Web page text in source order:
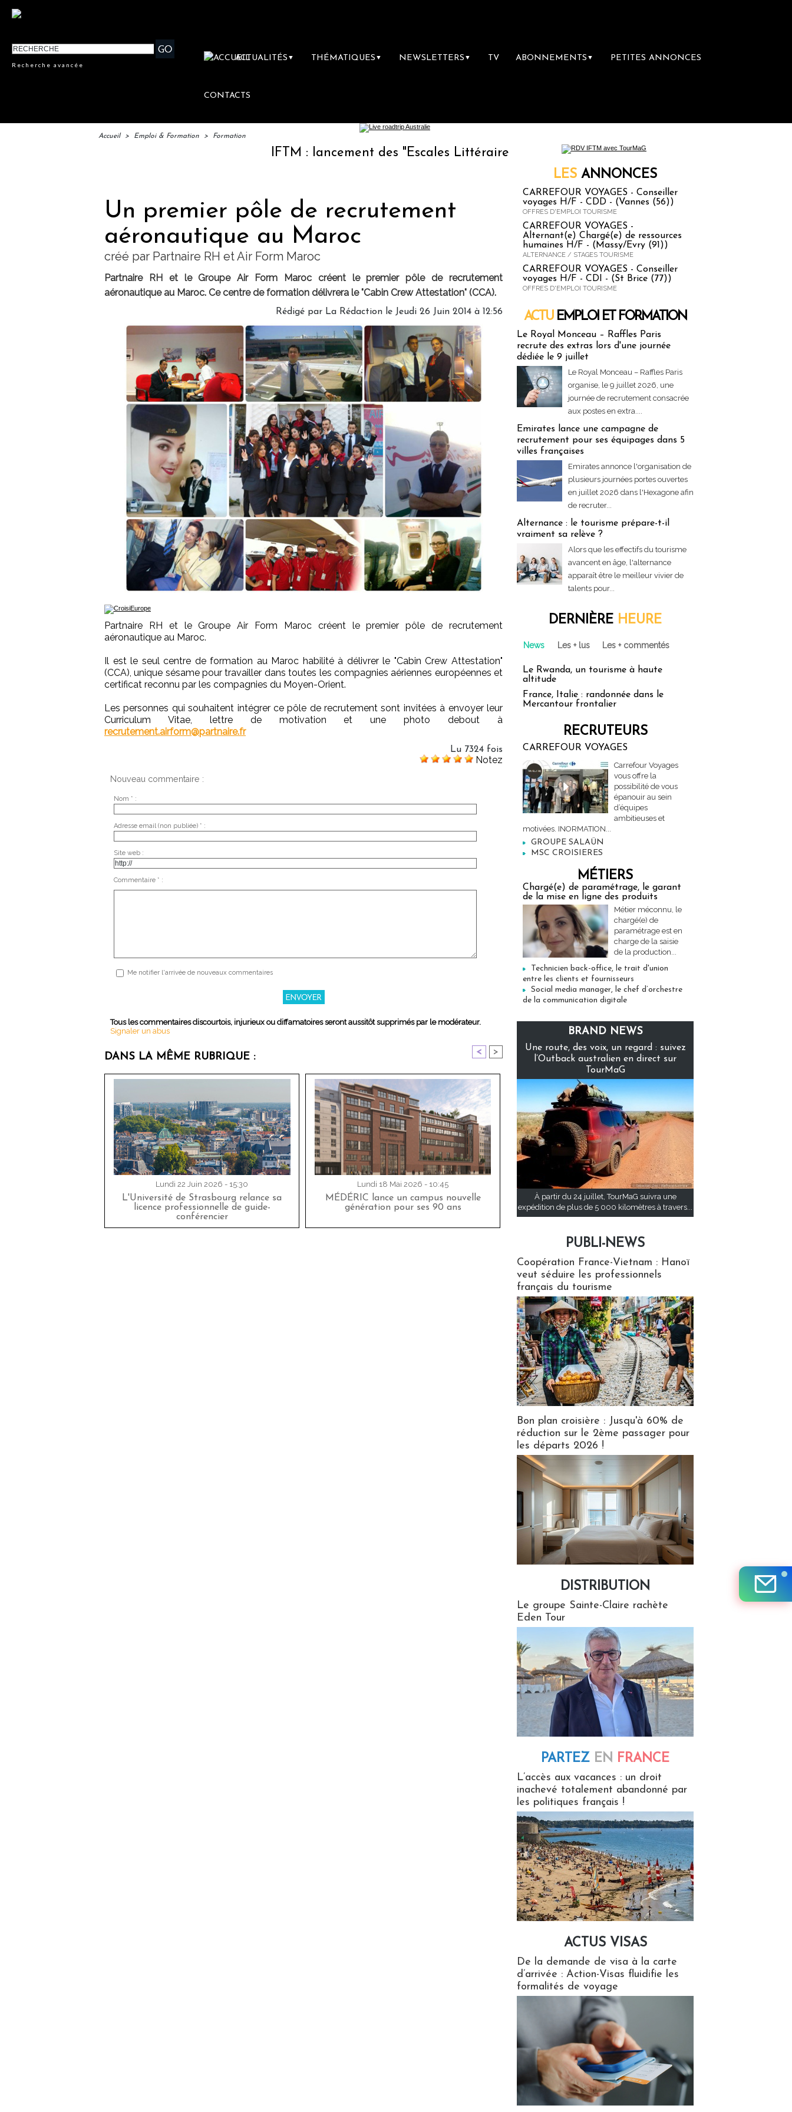
Recherche avancée
ACTUALITÉS ▼ THÉMATIQUES ▼ NEWSLETTERS ▼ TV ABONNEMENTS ▼ PETITES ANNONCES
CONTACTS
Accueil > Emploi & Formation > Formation
IFTM : lancement des "Escales Littéraires", la première librairie du voyage
Un premier pôle de recrutement
aéronautique au Maroc
créé par Partnaire RH et Air Form Maroc
Partnaire RH et le Groupe Air Form Maroc créent le premier pôle de recrutement
aéronautique au Maroc. Ce centre de formation délivrera le "Cabin Crew Attestation" (CCA).
Rédigé par La Rédaction le Jeudi 26 Juin 2014 à 12:56
Partnaire RH et le Groupe Air Form Maroc créent le premier pôle de recrutement
aéronautique au Maroc.
Il est le seul centre de formation au Maroc habilité à délivrer le "Cabin Crew Attestation"
(CCA), unique sésame pour travailler dans toutes les compagnies aériennes européennes et
certificat reconnu par les compagnies du Moyen-Orient.
Les personnes qui souhaitent intégrer ce pôle de recrutement sont invitées à envoyer leur
Curriculum Vitae, lettre de motivation et une photo debout à
recrutement.airform@partnaire.fr
Lu 7324 fois
Notez
Nouveau commentaire :
Nom * :
Adresse email (non publiée) * :
Site web :
Commentaire * :
Me notifier l'arrivée de nouveaux commentaires
Tous les commentaires discourtois, injurieux ou diffamatoires seront aussitôt supprimés par le modérateur.
Signaler un abus
DANS LA MÊME RUBRIQUE : < >
Lundi 22 Juin 2026 - 15:30
L'Université de Strasbourg relance sa
licence professionnelle de guide-
conférencier
Lundi 18 Mai 2026 - 10:45
MÉDÉRIC lance un campus nouvelle
génération pour ses 90 ans
LES ANNONCES
CARREFOUR VOYAGES - Conseiller
voyages H/F - CDD - (Vannes (56))
OFFRES D'EMPLOI TOURISME
CARREFOUR VOYAGES -
Alternant(e) Chargé(e) de ressources
humaines H/F - (Massy/Evry (91))
ALTERNANCE / STAGES TOURISME
CARREFOUR VOYAGES - Conseiller
voyages H/F - CDI - (St Brice (77))
OFFRES D'EMPLOI TOURISME
ACTU EMPLOI ET FORMATION
Le Royal Monceau – Raffles Paris
recrute des extras lors d'une journée
dédiée le 9 juillet
Le Royal Monceau – Raffles Paris
organise, le 9 juillet 2026, une
journée de recrutement consacrée
aux postes en extra....
Emirates lance une campagne de
recrutement pour ses équipages dans 5
villes françaises
Emirates annonce l'organisation de
plusieurs journées portes ouvertes
en juillet 2026 dans l'Hexagone afin
de recruter...
Alternance : le tourisme prépare-t-il
vraiment sa relève ?
Alors que les effectifs du tourisme
avancent en âge, l'alternance
apparaît être le meilleur vivier de
talents pour...
DERNIÈRE HEURE
News Les + lus Les + commentés
Le Rwanda, un tourisme à haute
altitude
France, Italie : randonnée dans le
Mercantour frontalier
RECRUTEURS
CARREFOUR VOYAGES
Carrefour Voyages
vous offre la
possibilité de vous
épanouir au sein
d’équipes
ambitieuses et
motivées. INORMATION...
GROUPE SALAÜN
MSC CROISIERES
MÉTIERS
Chargé(e) de paramétrage, le garant
de la mise en ligne des produits
Métier méconnu, le
chargé(e) de
paramétrage est en
charge de la saisie
de la production...
Technicien back-office, le trait d'union
entre les clients et fournisseurs
Social media manager, le chef d’orchestre
de la communication digitale
BRAND NEWS
Une route, des voix, un regard : suivez
l’Outback australien en direct sur
TourMaG
À partir du 24 juillet, TourMaG suivra une
expédition de plus de 5 000 kilomètres à travers...
PUBLI-NEWS
Coopération France-Vietnam : Hanoï
veut séduire les professionnels
français du tourisme
Bon plan croisière : Jusqu'à 60% de
réduction sur le 2ème passager pour
les départs 2026 !
DISTRIBUTION
Le groupe Sainte-Claire rachète
Eden Tour
PARTEZ EN FRANCE
L’accès aux vacances : un droit
inachevé totalement abandonné par
les politiques français !
ACTUS VISAS
De la demande de visa à la carte
d’arrivée : Action-Visas fluidifie les
formalités de voyage